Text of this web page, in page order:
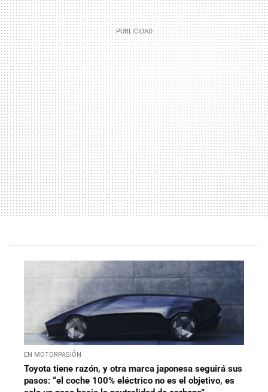
EN MOTORPASIÓN
Toyota tiene razón, y otra marca japonesa seguirá sus
pasos: “el coche 100% eléctrico no es el objetivo, es